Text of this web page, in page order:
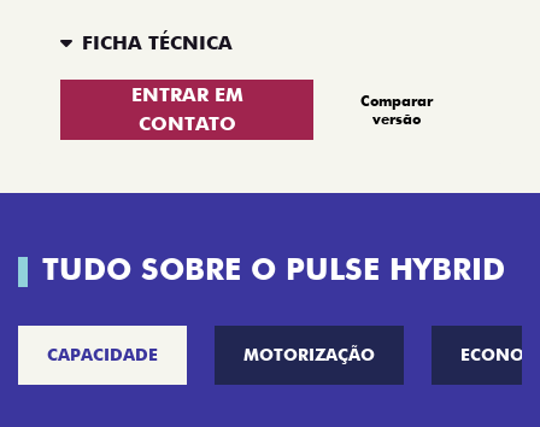
FICHA TÉCNICA
ENTRAR EM
CONTATO
Comparar
versão
TUDO SOBRE O PULSE HYBRID
CAPACIDADE MOTORIZAÇÃO